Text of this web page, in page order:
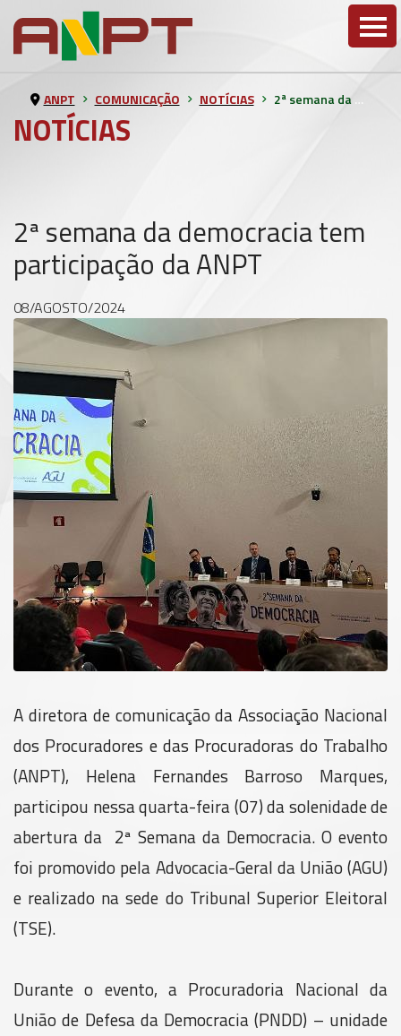
NOTÍCIAS
ANPT COMUNICAÇÃO NOTÍCIAS 2ª semana da democracia tem participação da ANPT
2ª semana da democracia tem
participação da ANPT
08/AGOSTO/2024
A diretora de comunicação da Associação Nacional
dos Procuradores e das Procuradoras do Trabalho
(ANPT), Helena Fernandes Barroso Marques,
participou nessa quarta-feira (07) da solenidade de
abertura da 2ª Semana da Democracia. O evento
foi promovido pela Advocacia-Geral da União (AGU)
e realizado na sede do Tribunal Superior Eleitoral
(TSE).
Durante o evento, a Procuradoria Nacional da
União de Defesa da Democracia (PNDD) – unidade